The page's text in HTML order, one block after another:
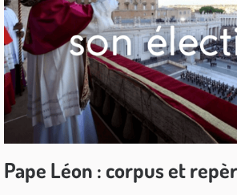
Pape Léon : corpus et